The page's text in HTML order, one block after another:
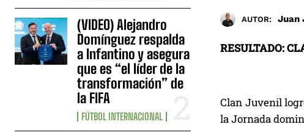
(VIDEO) Alejandro
Domínguez respalda
a Infantino y asegura
que es “el líder de la
transformación” de
la FIFA
FÚTBOL INTERNACIONAL
AUTOR: Juan
RESULTADO:
Clan Juvenil
la Jornada